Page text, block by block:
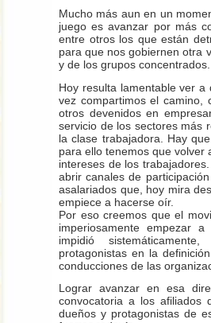
Mucho más aun en un
juego es avanzar por más
entre otros los que están
para que nos gobiernen otra
y de los grupos concentrados.
Hoy resulta lamentable ver
vez compartimos el camino,
otros devenidos en
servicio de los sectores más
la clase trabajadora. Hay
para ello tenemos que
intereses de los
abrir canales de
asalariados que, hoy mira
empiece a hacerse oír.
Por eso creemos que el
imperiosamente empezar
impidió
protagonistas en la
conducciones de las
Lograr avanzar en esa
convocatoria a los afiliados
dueños y protagonistas de